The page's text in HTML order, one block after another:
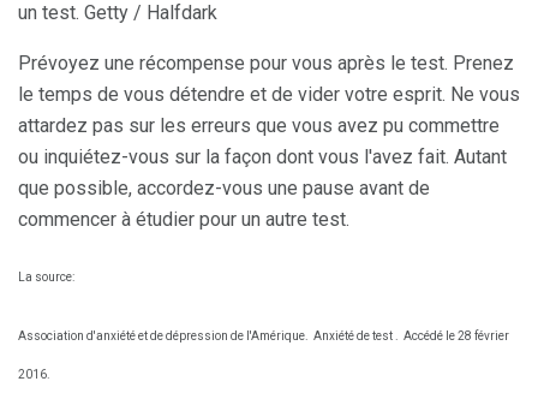
un test. Getty / Halfdark
Prévoyez une récompense pour vous après le test. Prenez
le temps de vous détendre et de vider votre esprit. Ne vous
attardez pas sur les erreurs que vous avez pu commettre
ou inquiétez-vous sur la façon dont vous l'avez fait. Autant
que possible, accordez-vous une pause avant de
commencer à étudier pour un autre test.
La source:
Association d'anxiété et de dépression de l'Amérique. Anxiété de test . Accédé le 28 février
2016.